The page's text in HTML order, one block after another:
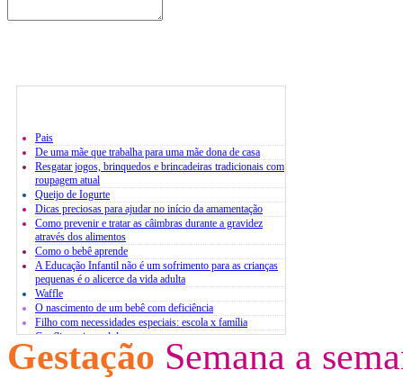
Pais
De uma mãe que trabalha para uma mãe dona de casa
Resgatar jogos, brinquedos e brincadeiras tradicionais com
roupagem atual
Queijo de Iogurte
Dicas preciosas para ajudar no início da amamentação
Como prevenir e tratar as câimbras durante a gravidez
através dos alimentos
Como o bebê aprende
A Educação Infantil não é um sofrimento para as crianças
pequenas é o alicerce da vida adulta
Waffle
O nascimento de um bebê com deficiência
Filho com necessidades especiais: escola x família
Conflito pais x adolescentes
Atividades extracurriculares
O estresse infantil
Bases para um diálogo com jovens
Gestação Semana a